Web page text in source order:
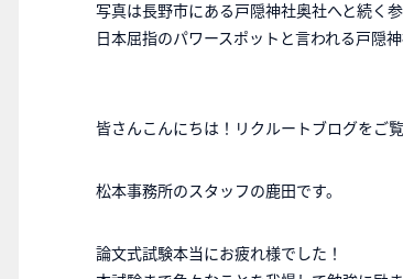
写真は長野市にある戸隠神社奥社へと続く参
日本屈指のパワースポットと言われる戸隠
皆さんこんにちは！リクルートブログをご
松本事務所のスタッフの鹿田です。
論文式試験本当にお疲れ様でした！